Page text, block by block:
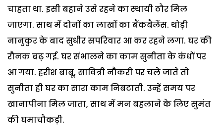
चाहता था. इसी बहाने उसे रहने का स्थायी ठौर मिल
जाएगा. साथ में दोनों का लाखों का बैंकबैलेंस. थोड़ी
नानुकुर के बाद सुधीर सपरिवार आ कर रहने लगा. घर की
रौनक बढ़ गई. घर संभालने का काम सुनीता के कंधों पर
आ गया. हरीश बाबू, सावित्री नौकरी पर चले जाते तो
सुनीता ही घर का सारा काम निबटाती. उन्हें समय पर
खानापीना मिल जाता, साथ में मन बहलाने के लिए सुमंत
की घमाचौकड़ी.